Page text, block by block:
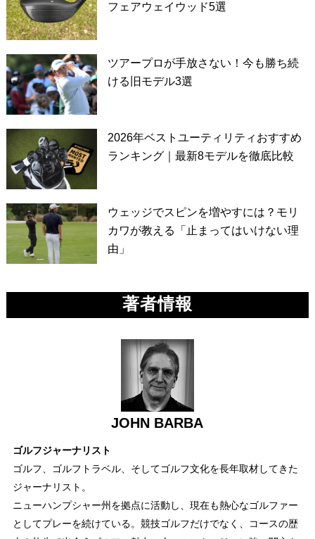
フェアウェイウッド5選
ツアープロが手放さない！今も勝ち続
ける旧モデル3選
2026年ベストユーティリティおすすめ
ランキング｜最新8モデルを徹底比較
ウェッジでスピンを増やすには？モリ
カワが教える「止まってはいけない理
由」
著者情報
JOHN BARBA
ゴルフジャーナリスト
ゴルフ、ゴルフトラベル、そしてゴルフ文化を長年取材してきた
ジャーナリスト。
ニューハンプシャー州を拠点に活動し、現在も熱心なゴルファー
としてプレーを続けている。競技ゴルフだけでなく、コースの歴